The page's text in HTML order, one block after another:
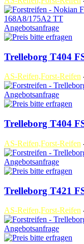
Angebotsanfrage
Trelleborg T404
AS-Reifen,Forst-Reifen
Angebotsanfrage
Trelleborg T404
AS-Reifen,Forst-Reifen
Angebotsanfrage
Trelleborg T421
AS-Reifen,Forst-Reifen
Angebotsanfrage